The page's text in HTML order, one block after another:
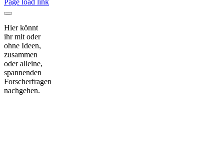
Page load link
Hier könnt
ihr mit oder
ohne Ideen,
zusammen
oder alleine,
spannenden
Forscherfragen
nachgehen.